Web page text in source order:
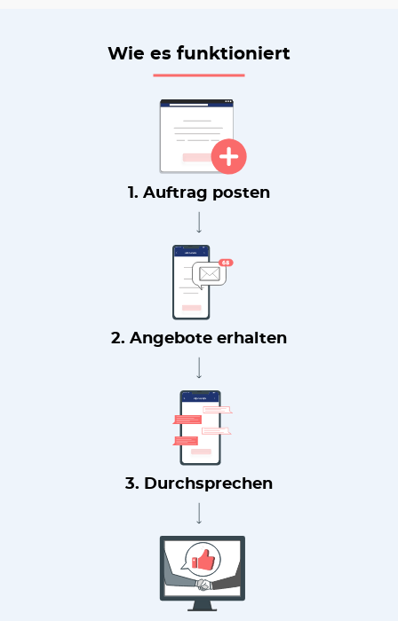
Wie es funktioniert
1. Auftrag posten
2. Angebote erhalten
3. Durchsprechen